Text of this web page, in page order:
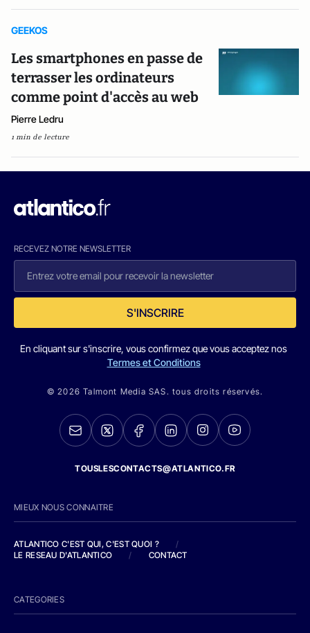
GEEKOS
Les smartphones en passe de
terrasser les ordinateurs
comme point d'accès au web
Pierre Ledru
1 min de lecture
RECEVEZ NOTRE NEWSLETTER
S'INSCRIRE
En cliquant sur s'inscrire, vous confirmez que vous acceptez nos
Termes et Conditions
© 2026 Talmont Media SAS. tous droits réservés.
TOUSLESCONTACTS@ATLANTICO.FR
MIEUX NOUS CONNAITRE
ATLANTICO C'EST QUI, C'EST QUOI ?
/
LE RESEAU D'ATLANTICO
/ CONTACT
CATEGORIES